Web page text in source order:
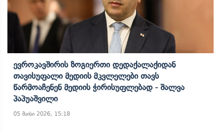
Ევროკავშირის Ზოგიერთი Დედაქალაქიდან
Თავისუფალი Მედიის Მკვლელები Თავს
Წარმოაჩენენ Მედიის Ჭირისუფლებად - Შალვა
Პაპუაშვილი
05 მაისი 2026, 15:18